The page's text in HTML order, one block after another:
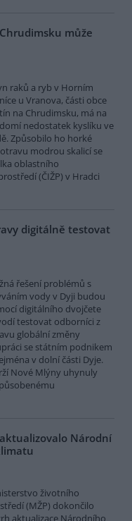
může
raků a ryb v Horním
u Vranova, části obce
na Chrudimsku, má na
nedostatek kyslíku ve
Způsobilo ho horké
modrou skalicí se
oblastního
(ČIŽP) v Hradci
digitálně testovat
řešení problémů s
vody v Dyji budou
digitálního dvojčete
testovat odborníci z
globální změny
se státním podnikem
v dolní části Dyje.
Nové Mlýny uhynuly
Národní
životního
(MŽP) dokončilo
aktualizace Národního